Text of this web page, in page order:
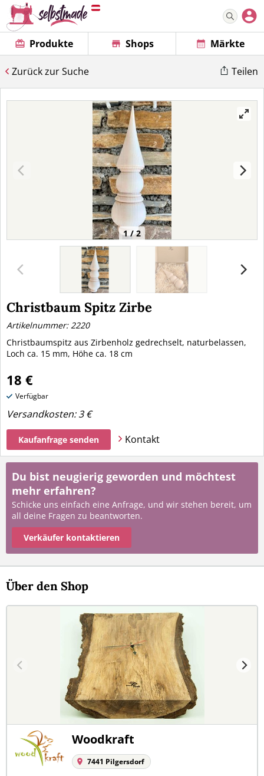
Produkte Shops Märkte
Zurück zur Suche Teilen
1 / 2
Christbaum Spitz Zirbe
Artikelnummer: 2220
Christbaumspitz aus Zirbenholz gedrechselt, naturbelassen,
Loch ca. 15 mm, Höhe ca. 18 cm
18 €
Verfügbar
Versandkosten:3 €
Kaufanfrage senden Kontakt
Du bist neugierig geworden und möchtest
mehr erfahren?
Schicke uns einfach eine Anfrage, und wir stehen bereit, um
all deine Fragen zu beantworten.
Verkäufer kontaktieren
Über den Shop
Woodkraft
7441 Pilgersdorf